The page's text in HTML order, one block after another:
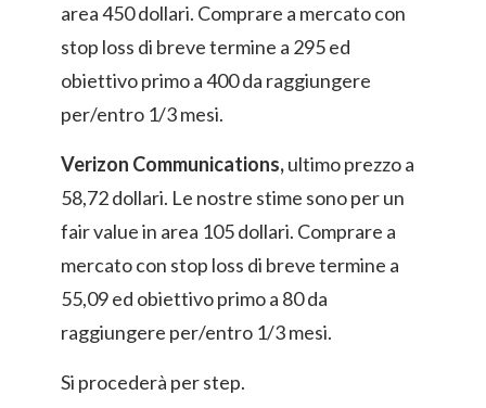
area 450 dollari. Comprare a mercato con
stop loss di breve termine a 295 ed
obiettivo primo a 400 da raggiungere
per/entro 1/3 mesi.
Verizon Communications,ultimo prezzo a
58,72 dollari. Le nostre stime sono per un
fair value in area 105 dollari. Comprare a
mercato con stop loss di breve termine a
55,09 ed obiettivo primo a 80 da
raggiungere per/entro 1/3 mesi.
Si procederà per step.